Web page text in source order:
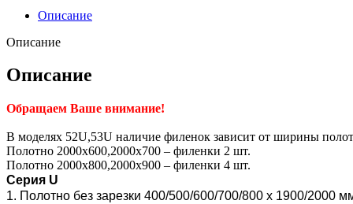
Описание
Описание
Описание
Обращаем Ваше внимание!
В моделях 52U,53U наличие филенок зависит от ширины
Полотно 2000х600,2000х700 – филенки 2 шт.
Полотно 2000х800,2000х900 – филенки 4 шт.
Серия U
1. Полотно без зарезки 400/500/600/700/800 x 1900/2000